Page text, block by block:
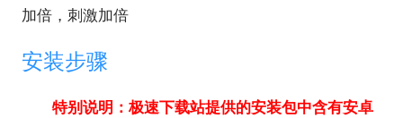
加倍，刺激加倍
安装步骤
特别说明：极速下载站提供的安装包中含有安卓